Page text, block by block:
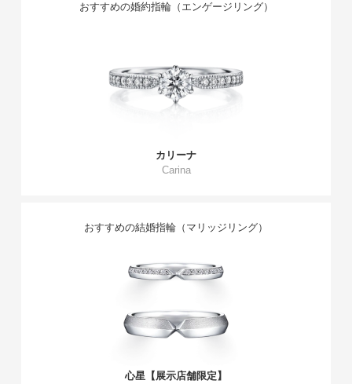
おすすめの婚約指輪（エンゲージリング）
カリーナ
Carina
おすすめの結婚指輪（マリッジリング）
心星【展示店舗限定】